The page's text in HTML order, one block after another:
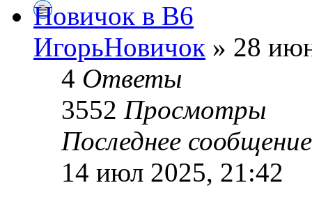
Новичок в В6
ИгорьНовичок » 28
4 Ответы
3552 Просмотры
Последнее
14 июл 2025, 21:42